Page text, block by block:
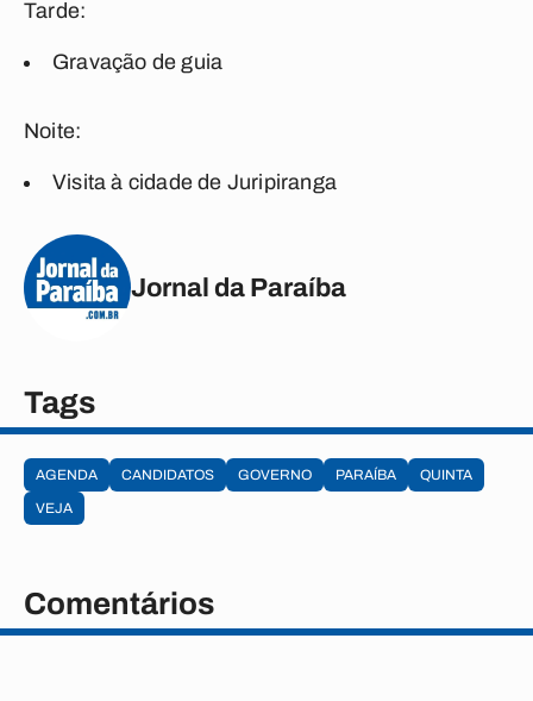
Tarde:
Gravação de guia
Noite:
Visita à cidade de Juripiranga
Jornal da Paraíba
Tags
AGENDA CANDIDATOS GOVERNO PARAÍBA
QUINTA
VEJA
Comentários